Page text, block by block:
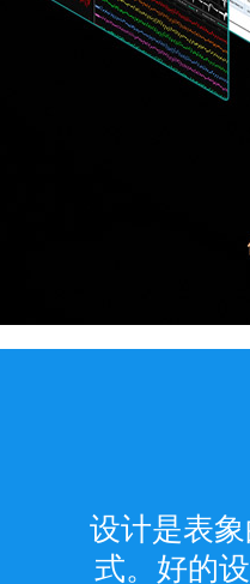
索果设计
永远坚持
索果的团
队有能力
设计是表
式。好的
索果有着
环节，索